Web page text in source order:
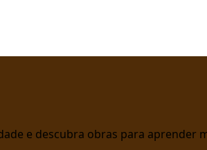
e descubra obras para